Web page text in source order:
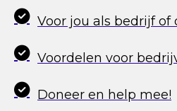
Voor jou als bedrijf of
Voordelen voor
Doneer en help mee!